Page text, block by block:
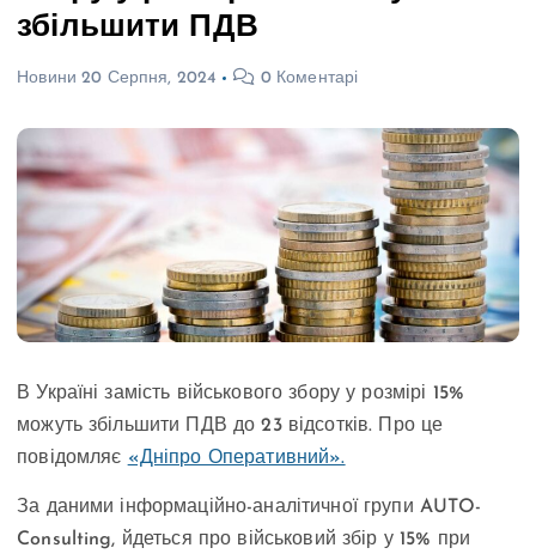
збільшити ПДВ
Новини 20 Серпня, 2024 0 Коментарі
В Україні замість військового збору у розмірі 15%
можуть збільшити ПДВ до 23 відсотків. Про це
повідомляє «Дніпро Оперативний».
За даними інформаційно-аналітичної групи AUTO-
Consulting, йдеться про військовий збір у 15% при